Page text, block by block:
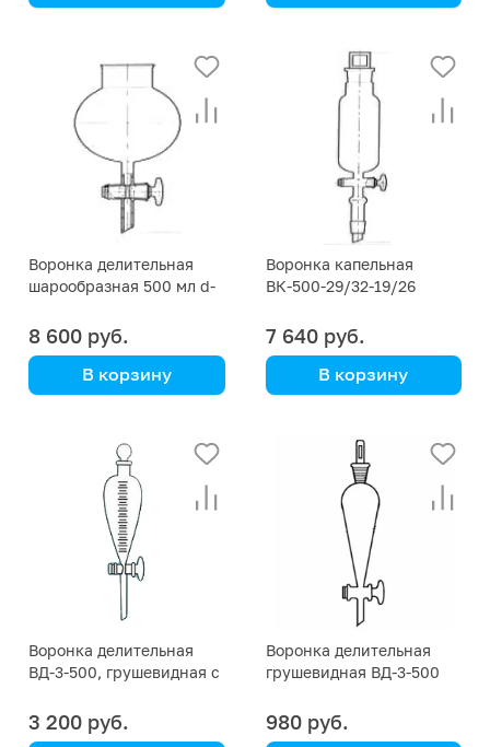
Воронка делительная
шарообразная 500 мл d-
8 600 руб.
В корзину
Воронка капельная
ВК-500-29/32-19/26
7 640 руб.
В корзину
Воронка делительная
ВД-3-500, грушевидная с
3 200 руб.
Воронка делительная
грушевидная ВД-3-500
980 руб.